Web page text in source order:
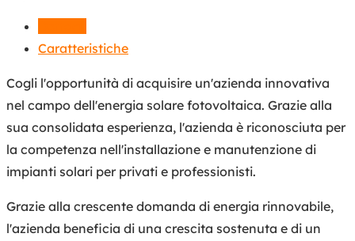
Caratteristiche
Cogli l'opportunità di acquisire un'azienda innovativa
nel campo dell'energia solare fotovoltaica. Grazie alla
sua consolidata esperienza, l'azienda è riconosciuta per
la competenza nell'installazione e manutenzione di
impianti solari per privati e professionisti.
Grazie alla crescente domanda di energia rinnovabile,
l'azienda beneficia di una crescita sostenuta e di un